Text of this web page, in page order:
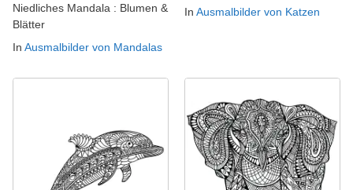
Niedliches Mandala : Blumen &
Blätter
In Ausmalbilder von Mandalas
In Ausmalbilder von Katzen